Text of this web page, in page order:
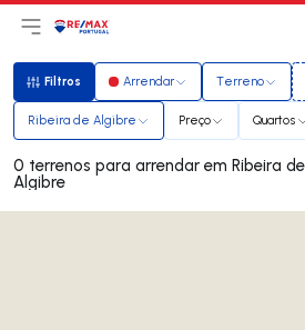
Abri menu principal
LogoIr para página inicial
Filtros
Filtros Arrendar Terreno
Ribeira de Algibre Preço Quartos
0 terrenos para arrendar em Ribeira de
Algibre